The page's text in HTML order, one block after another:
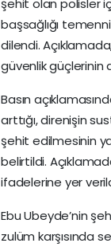
başsağlığı
dilendi.
güvenlik güçlerinin
Basın
arttığı, direnişin
şehit edilmesinin
belirtildi.
ifadelerine yer
Ebu Ubeyde’nin
zulüm karşısında